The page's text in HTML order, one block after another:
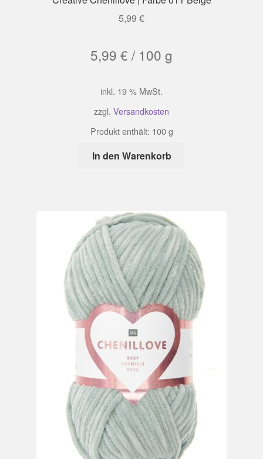
5,99 €
5,99 € / 100 g
inkl. 19 % MwSt.
zzgl. Versandkosten
Produkt enthält: 100g
In den Warenkorb